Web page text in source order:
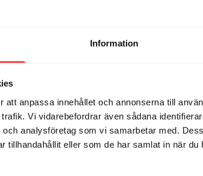
Information
att anpassa innehållet och annonserna till
Vi vidarebefordrar även sådana
analysföretag som vi samarbetar med.
tillhandahållit eller som de har samlat in när du